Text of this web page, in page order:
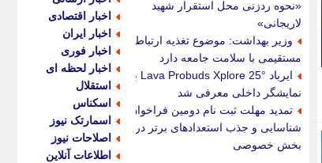
«نحوه ردزنی محل استقرار شهید
لاریجانی»
وزیر بهداشت: موضوع تغذیه ارتباط
مستقیمی با سلامت جامعه دارد
ایرباد Lava Probuds Xplore 25° با
نمایشگر داخلی معرفی شد
تمدید مهلت ثبت نام دومین فراخوان
شناسایی و جذب استعدادهای برتر در
بخش خصوصی
اخبار اقتصادی
اخبار ایران
اخبار فوری
اخبار لحظه ای
استقلال
اسکناس
اسمارتک نیوز
اصلاحات نیوز
اطلاعات آنلاین